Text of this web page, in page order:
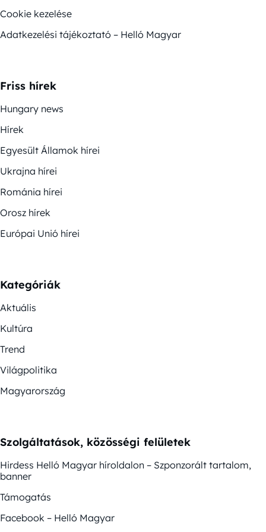
Cookie kezelése
Adatkezelési tájékoztató – Helló Magyar
Friss hírek
Hungary news
Hírek
Egyesült Államok hírei
Ukrajna hírei
Románia hírei
Orosz hírek
Európai Unió hírei
Kategóriák
Aktuális
Kultúra
Trend
Világpolitika
Magyarország
Szolgáltatások, közösségi felületek
Hirdess Helló Magyar híroldalon – Szponzorált tartalom,
banner
Támogatás
Facebook – Helló Magyar